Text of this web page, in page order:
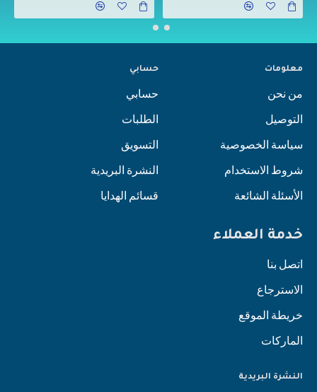
معلومات
من نحن
التوصيل
سياسة الخصوصية
شروط الاستخدام
الأسئلة الشائعة
حسابي
حسابي
الطلبات
التسويق
النشرة البريدية
قسائم الهدايا
خدمة العملاء
اتصل بنا
الاسترجاع
خريطة الموقع
الماركات
النشرة البريدية